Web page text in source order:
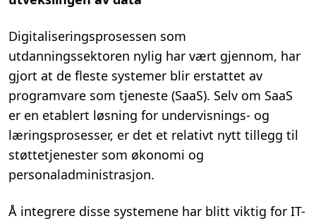
Digitaliseringsprosessen som
utdanningssektoren nylig har vært gjennom, har
gjort at de fleste systemer blir erstattet av
programvare som tjeneste (SaaS). Selv om SaaS
er en etablert løsning for undervisnings- og
læringsprosesser, er det et relativt nytt tillegg til
støttetjenester som økonomi og
personaladministrasjon.
Å integrere disse systemene har blitt viktig for IT-